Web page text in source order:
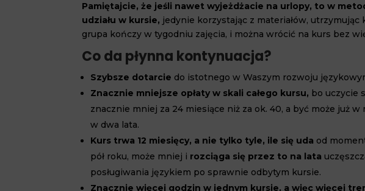
Pamiętajcie, że jeśli nawet wyjeżdżacie na urlopy, to w
udziału w kursie, jedynie korzystając z materiałów,
grupa kończy w tygodniu zajęcia, i można wrócić na kurs bez
Co da płynna kontynuacja?
Szybsze dotarcie do istotnego w Waszym rozwoju
Znacznie mniejsze opłaty w skali całego kursu, bo uczycie
znacznie mniej za 24 miesiące niż za ok. 40, a być może już
w dwa lata.
Kurs trwa 12 miesięcy, a nie tylko tyle, ile się uda od
pół roku, może mniej i rozciąga się przez to na lata
posługiwania językiem po sprawnie odbytym kursie.
Znacznie więcej godzin w jednym kursie, a więc więcej